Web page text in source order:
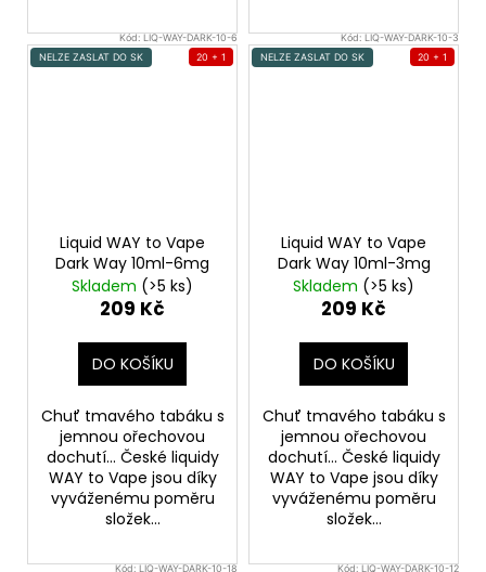
Kód:LIQ-WAY-DARK-10-6
NELZE ZASLAT DO SK
20 + 1
Liquid WAY to Vape
Dark Way 10ml-6mg
Skladem (>5 ks)
209 Kč
DO KOŠÍKU
Chuť tmavého tabáku s
jemnou ořechovou
dochutí... České liquidy
WAY to Vape jsou díky
vyváženému poměru
složek...
Kód:LIQ-WAY-DARK-10-3
NELZE ZASLAT DO SK
20 + 1
Liquid WAY to Vape
Dark Way 10ml-3mg
Skladem (>5 ks)
209 Kč
DO KOŠÍKU
Chuť tmavého tabáku s
jemnou ořechovou
dochutí... České liquidy
WAY to Vape jsou díky
vyváženému poměru
složek...
Kód:LIQ-WAY-DARK-10-18
Kód:LIQ-WAY-DARK-10-12